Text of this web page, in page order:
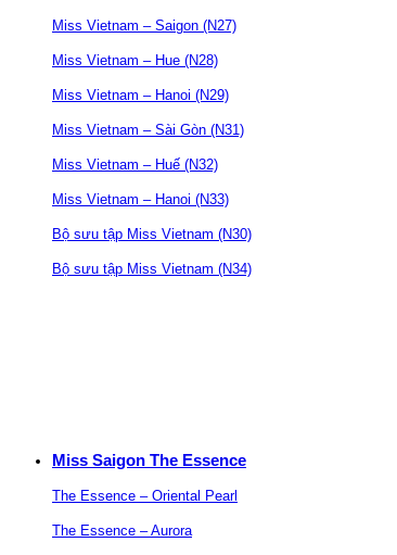
Miss Vietnam – Saigon (N27)
Miss Vietnam – Hue (N28)
Miss Vietnam – Hanoi (N29)
Miss Vietnam – Sài Gòn (N31)
Miss Vietnam – Huế (N32)
Miss Vietnam – Hanoi (N33)
Bộ sưu tập Miss Vietnam (N30)
Bộ sưu tập Miss Vietnam (N34)
Miss Saigon The Essence
The Essence – Oriental Pearl
The Essence – Aurora